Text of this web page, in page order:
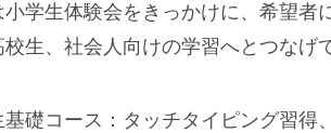
小学生体験会をきっかけに、希望者
生、社会人向けの学習へとつなげ
基礎コース：タッチタイピング習得